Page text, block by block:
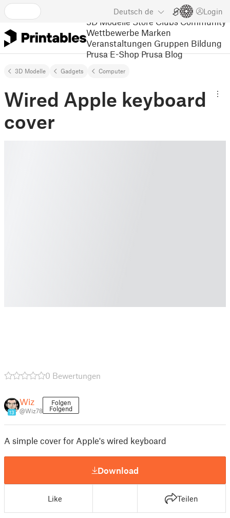
Deutsch de Login
3D Modelle Store Clubs Community
Wettbewerbe Marken
Veranstaltungen Gruppen Bildung
Prusa E-Shop Prusa Blog
3D Modelle Gadgets Computer
Wired Apple keyboard
cover
0 Bewertungen
13
Wiz
@Wiz78
Folgen
Folgend
A simple cover for Apple's wired keyboard
Download
Like Teilen